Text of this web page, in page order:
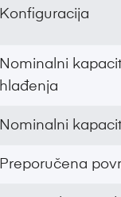
Konfiguracija
Nominalni
hlađenja
Nominalni
Preporučena